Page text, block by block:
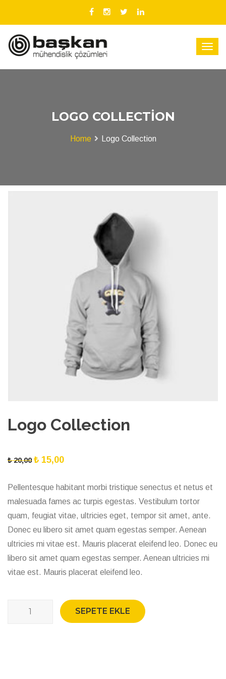
LOGO COLLECTION
Home Logo Collection
Logo Collection
₺20,00 ₺ 15,00
Pellentesque habitant morbi tristique senectus et netus et
malesuada fames ac turpis egestas. Vestibulum tortor
quam, feugiat vitae, ultricies eget, tempor sit amet, ante.
Donec eu libero sit amet quam egestas semper. Aenean
ultricies mi vitae est. Mauris placerat eleifend leo. Donec eu
libero sit amet quam egestas semper. Aenean ultricies mi
vitae est. Mauris placerat eleifend leo.
Collection
SEPETE EKLE